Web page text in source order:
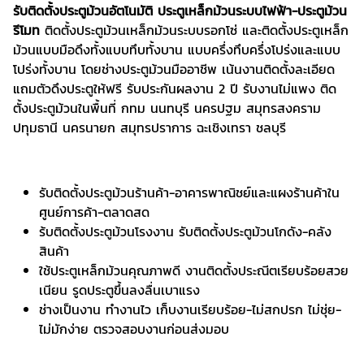
รับติดตั้งประตูม้วนอัตโนมัติ ประตูเหล็กม้วนระบบไฟฟ้า-ประตูม้วน
รีโมท ติดตั้งประตูม้วนเหล็กม้วนระบบรอกโซ่ และติดตั้งประตูเหล็ก
ม้วนแบบมือดึงทั้งแบบทึบทั้งบาน แบบครึ่งทึบครึ่งโปร่งและแบบ
โปร่งทั้งบาน โดยช่างประตูม้วนมืออาชีพ เน้นงานติดตั้งละเอียด
แถมตัวดึงประตูให้ฟรี รับประกันผลงาน 2 ปี รับงานไม่แพง ติด
ตั้งประตูม้วนในพื้นที่ กทม นนทบุรี นครปฐม สมุทรสงคราม
ปทุมธานี นครนายก สมุทรปราการ ฉะเชิงเทรา ชลบุรี
รับติดตั้งประตูม้วนร้านค้า-อาคารพาณิชย์และแผงร้านค้าใน
ศูนย์การค้า-ตลาดสด
ร้บติดตั้งประตูม้วนโรงงาน รับติดตั้งประตูม้วนโกดัง-คลัง
สินค้า
ใช้ประตูเหล็กม้วนคุณภาพดี งานติดตั้งประณีตเรียบร้อยสวย
เนียน รูดประตูขึ้นลงลื่นเบาแรง
ช่างเป็นงาน ทำงานไว เก็บงานเรียบร้อย-ไม่สกปรก ไม่ชุ่ย-
ไม่มักง่าย ตรวจสอบงานก่อนส่งมอบ